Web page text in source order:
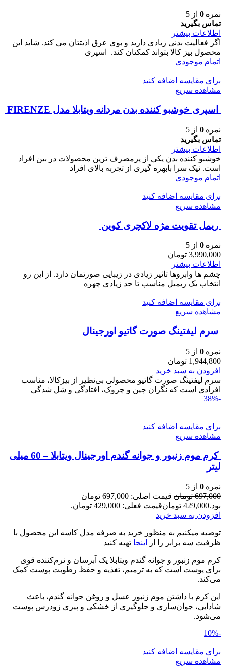
نمره 0 از 5
تماس بگیرید
اطلاعات بیشتر
اگر فعالیت بدنی زیادی دارید و بوی عرق اذیتتان می کند. شاید این
محصول بیز کالا بتواند کمکتان کند. اسپری
اتمام موجودی
برای مقایسه اضافه کنید
مشاهده سریع
اسپری خوشبو کننده بدن مردانه ویتابلا مدل FIRENZE
نمره 0 از 5
تماس بگیرید
اطلاعات بیشتر
خوشبو کننده بدن یکی از پرمصرف ترین محصولات در بین افراد
است. نیک سرا بابهره گیری از تجربه بالای افراد
اتمام موجودی
برای مقایسه اضافه کنید
مشاهده سریع
ريمل تقويت مژه لاكچری كوين
نمره 0 از 5
3,990,000 تومان
اطلاعات بیشتر
چشم ها وابروها تاثیر زیادی در زیبایی صورتمان دارد. از این رو
انتخاب یک ریمیل مناسب تا حد زیادی چهره
برای مقایسه اضافه کنید
مشاهده سریع
سرم ليفتينگ صورت گاتیو اورجینال
نمره 0 از 5
1,944,800 تومان
افزودن به سبد خرید
سرم ليفتينگ صورت گاتیو محصولی بی‌نظیر از بیزکالا، مناسب
افرادی است که نگران چین و چروک، افتادگی و شل‌ شدگی
-38%
برای مقایسه اضافه کنید
مشاهده سریع
کرم موم زنبور و جوانه گندم اورجینال ویتابلا – 60 میلی
لیتر
نمره 0 از 5
697,000 تومان
قیمت اصلی: 697,000 تومان
بود.429,000 تومانقیمت فعلی: 429,000 تومان.
افزودن به سبد خرید
توصیه میکنیم به منظور خرید به صرفه مدل کاسه این محصول با
ظرفیت سه برابر را از
اینجا تهیه کنید
کرم موم زنبور و جوانه گندم ویتابلا یک آبرسان و نرم‌کننده قوی
برای پوست است که به ترمیم، تغذیه و حفظ رطوبت پوست کمک
می‌کند.
این کرم با داشتن موم زنبور عسل و روغن جوانه گندم، باعث
شادابی، جوان‌سازی و جلوگیری از خشکی و پیری زودرس پوست
می‌شود.
-10%
برای مقایسه اضافه کنید
مشاهده سریع